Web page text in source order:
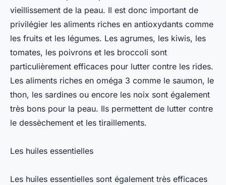
vieillissement de la peau. Il est donc important de
privilégier les aliments riches en antioxydants comme
les fruits et les légumes. Les agrumes, les kiwis, les
tomates, les poivrons et les broccoli sont
particulièrement efficaces pour lutter contre les rides.
Les aliments riches en oméga 3 comme le saumon, le
thon, les sardines ou encore les noix sont également
très bons pour la peau. Ils permettent de lutter contre
le dessèchement et les tiraillements.
Les huiles essentielles
Les huiles essentielles sont également très efficaces